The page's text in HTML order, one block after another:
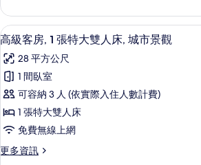
大
雙
人
床,
城
市
景
觀
的
客
房,
1
特
大
人
床,
城
市
景
顯
示
高
級
客
房,
張
高級寢具
1
高級客房, 1 張特大雙人床, 城市景觀
28 平方公尺
1 間臥室
可容納 3 人 (依實際入住人數計費)
1 張特大雙人床
免費無線上網
更多資訊
更